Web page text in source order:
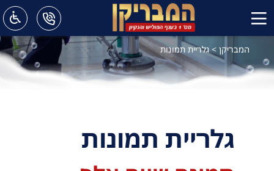
המבריקן >גלריית תמונות
גלריית תמונות